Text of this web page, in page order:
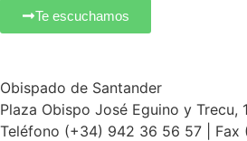
Te escuchamos
Obispado de Santander
Plaza Obispo José Eguino y Trecu,
Teléfono (+34) 942 36 56 57 | Fax